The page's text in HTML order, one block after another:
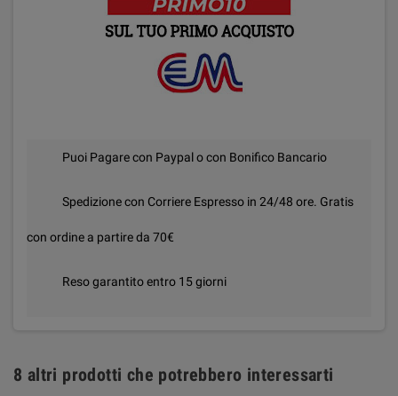
Puoi Pagare con Paypal o con Bonifico Bancario
Spedizione con Corriere Espresso in 24/48 ore. Gratis
con ordine a partire da 70€
Reso garantito entro 15 giorni
8 altri prodotti che potrebbero interessarti